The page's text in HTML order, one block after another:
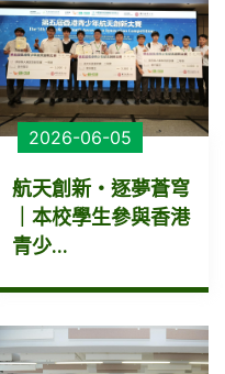
2026-06-05
航天創新・逐夢蒼穹
｜本校學生參與香港
青少...